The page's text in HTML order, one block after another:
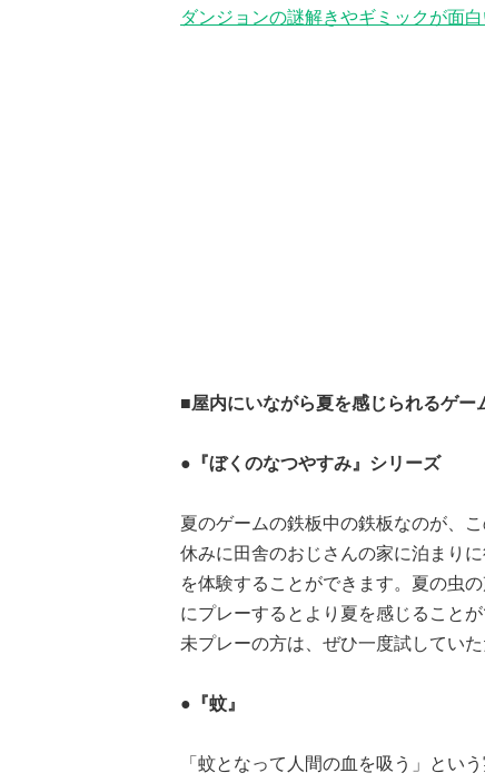
ダンジョンの謎解きやギミックが面
■屋内にいながら夏を感じられるゲー
●『ぼくのなつやすみ』シリーズ
夏のゲームの鉄板中の鉄板なのが、
休みに田舎のおじさんの家に泊まり
を体験することができます。夏の虫
にプレーするとより夏を感じること
未プレーの方は、ぜひ一度試していた
●『蚊』
「蚊となって人間の血を吸う」とい